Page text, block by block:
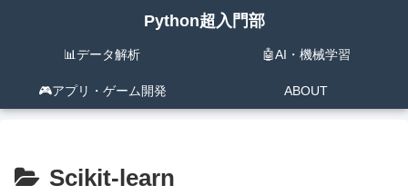
Python超入門部
📊データ解析 🤖AI・機械学習
🎮️アプリ・ゲーム開発 ABOUT
Scikit-learn